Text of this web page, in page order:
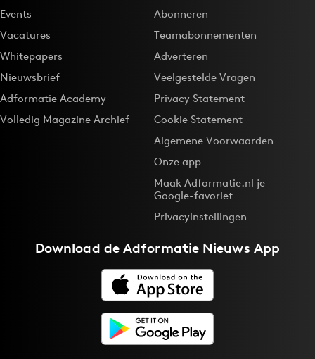
Events
Vacatures
Whitepapers
Nieuwsbrief
Adformatie Academy
Volledig Magazine Archief
Abonneren
Teamabonnementen
Adverteren
Veelgestelde Vragen
Privacy Statement
Cookie Statement
Algemene Voorwaarden
Onze app
Maak Adformatie.nl je
Google-favoriet
Privacyinstellingen
Download deAdformatie Nieuws App